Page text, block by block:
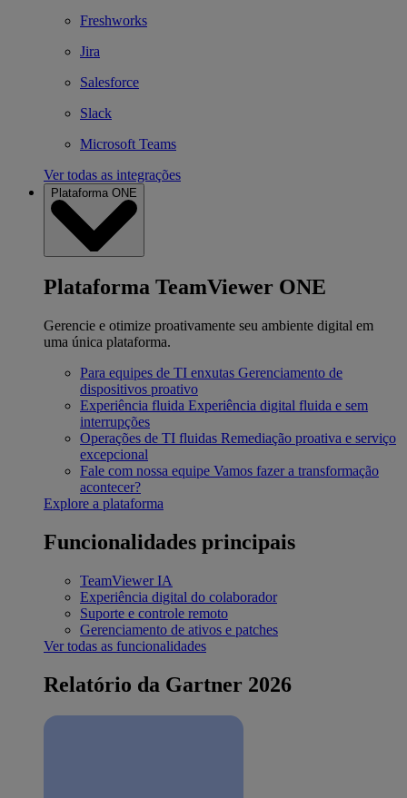
Freshworks
Jira
Salesforce
Slack
Microsoft Teams
Ver todas as integrações
Plataforma ONE
Plataforma TeamViewer ONE
Gerencie e otimize proativamente seu ambiente digital em
uma única plataforma.
Para equipes de TI enxutas Gerenciamento de
dispositivos proativo
Experiência fluida Experiência digital fluida e sem
interrupções
Operações de TI fluidas Remediação proativa e serviço
excepcional
Fale com nossa equipe Vamos fazer a transformação
acontecer?
Explore a plataforma
Funcionalidades principais
TeamViewer IA
Experiência digital do colaborador
Suporte e controle remoto
Gerenciamento de ativos e patches
Ver todas as funcionalidades
Relatório da Gartner 2026